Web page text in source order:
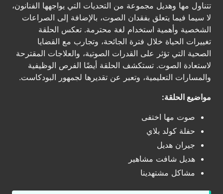
تتناول مها وهديل مجموعة من التحديات التي يواجهها الفنانون،
لا سيما فيما يتعلق بفقدان الصوت، بالإضافة إلى الصراعات
الشخصية وأهمية استخدام لغة محترمة. تعكس الحلقة
تغييرات الحياة خلال فترة الجائحة، وتجارب مع القضايا
الصحية التي تؤثر على القدرات الصوتية، والعلاجات المقترحة
لاستعادة الصوت. تستكشف الحلقة أيضًا الفرص الوظيفية
والمسارات التعليمية، وتعبر عن تقديرها لجمهور البودكاست.
مواضيع الحلقة:
صوت مها اختفى
حفلة كولد بلاي
جيران هديل
هديل شافت مشاهير
مشاكل مشتهدينا